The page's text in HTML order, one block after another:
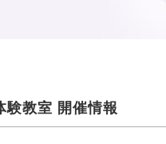
験教室 開催情報